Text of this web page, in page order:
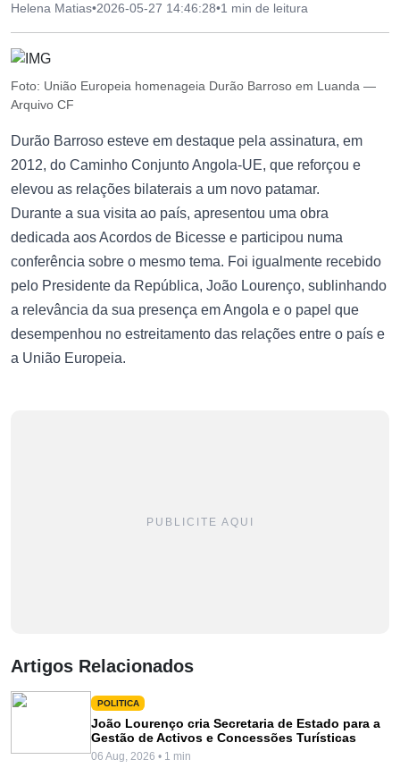
Helena Matias•2026-05-27 14:46:28•1 min de leitura
Foto: União Europeia homenageia Durão Barroso em Luanda —
Arquivo CF
Durão Barroso esteve em destaque pela assinatura, em
2012, do Caminho Conjunto Angola-UE, que reforçou e
elevou as relações bilaterais a um novo patamar.
Durante a sua visita ao país, apresentou uma obra
dedicada aos Acordos de Bicesse e participou numa
conferência sobre o mesmo tema. Foi igualmente recebido
pelo Presidente da República, João Lourenço, sublinhando
a relevância da sua presença em Angola e o papel que
desempenhou no estreitamento das relações entre o país e
a União Europeia.
PUBLICITE AQUI
Artigos Relacionados
POLITICA
João Lourenço cria Secretaria de Estado para a
Gestão de Activos e Concessões Turísticas
06 Aug, 2026 • 1 min